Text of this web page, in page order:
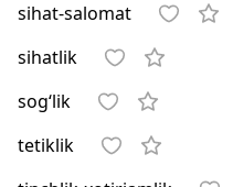
sihat-salomat
sihatlik
sog‘lik
tetiklik